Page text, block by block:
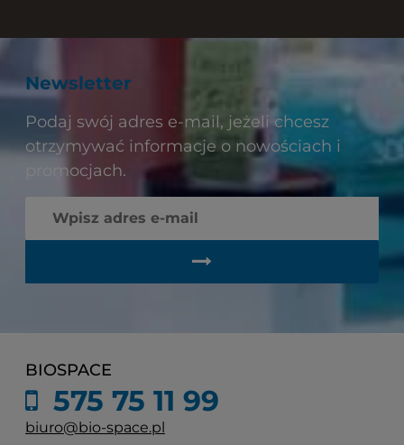
Newsletter
Podaj swój adres e-mail, jeżeli chcesz
otrzymywać informacje o nowościach i
promocjach.
BIOSPACE
575 75 11 99
biuro@bio-space.pl